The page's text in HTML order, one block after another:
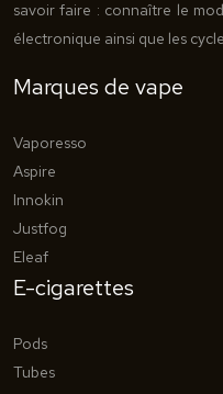
savoir faire : connaître le
électronique ainsi que les
Marques de vape
Vaporesso
Aspire
Innokin
Justfog
Eleaf
E-cigarettes
Pods
Tubes